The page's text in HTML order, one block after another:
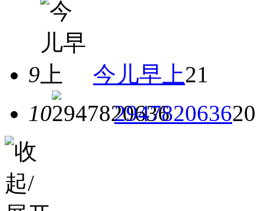
9 今儿早上21
10
294782063620